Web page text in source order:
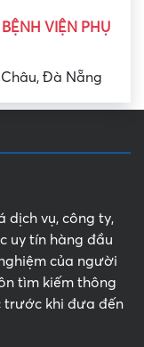
VIỆN PHỤ
Châu, Đà Nẵng
dịch vụ, công ty,
uy tín hàng đầu
của người
tìm kiếm thông
trước khi đưa đến